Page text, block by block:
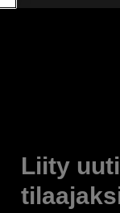
Liity